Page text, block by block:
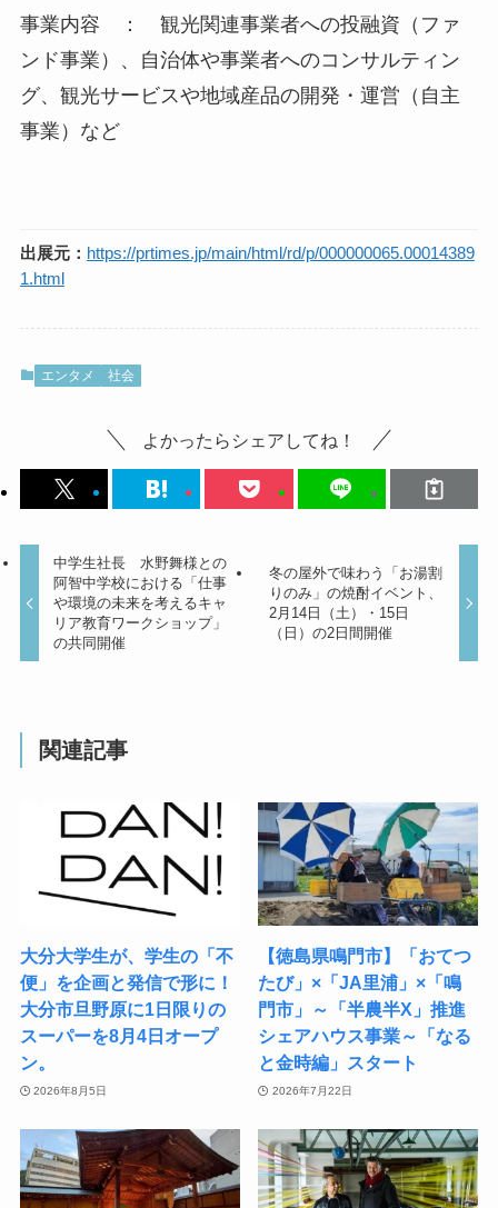
事業内容 ： 観光関連事業者への投融資（ファ
ンド事業）、自治体や事業者へのコンサルティン
グ、観光サービスや地域産品の開発・運営（自主
事業）など
出展元： https://prtimes.jp/main/html/rd/p/000000065.00014389
1.html
エンタメ 社会
よかったらシェアしてね！
中学生社長 水野舞様との
阿智中学校における「仕事
や環境の未来を考えるキャ
リア教育ワークショップ」
の共同開催
冬の屋外で味わう「お湯割
りのみ」の焼酎イベント、
2月14日（土）・15日
（日）の2日間開催
関連記事
大分大学生が、学生の「不
便」を企画と発信で形に！
大分市旦野原に1日限りの
スーパーを8月4日オープ
ン。
2026年8月5日
【徳島県鳴門市】「おてつ
たび」×「JA里浦」×「鳴
門市」～「半農半X」推進
シェアハウス事業～「なる
と金時編」スタート
2026年7月22日